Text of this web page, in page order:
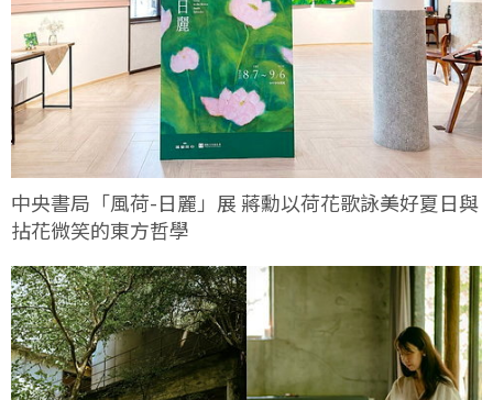
中央書局「風荷-日麗」展 蔣勳以荷花歌詠美好夏日與
拈花微笑的東方哲學